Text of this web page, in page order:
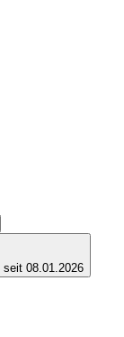
08.01.2026